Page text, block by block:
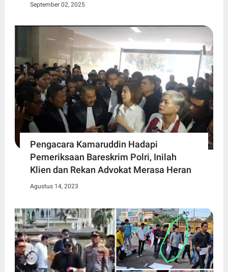
September 02, 2025
Pengacara Kamaruddin Hadapi
Pemeriksaan Bareskrim Polri, Inilah
Klien dan Rekan Advokat Merasa Heran
Agustus 14, 2023